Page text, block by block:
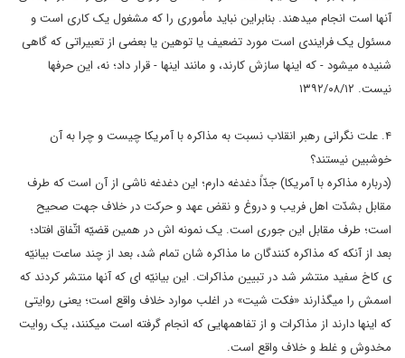
آنها است انجام میدهند. بنابراین نباید مأموری را که مشغول یک کاری است و
مسئول یک فرایندی است مورد تضعیف یا توهین یا بعضی از تعبیراتی که گاهی
شنیده میشود - که اینها سازش کارند، و مانند اینها - قرار داد؛ نه، این حرفها
نیست. ۱۳۹۲/۰۸/۱۲
۴. علت نگرانی رهبر انقلاب نسبت به مذاکره با آمریکا چیست و چرا به آن
خوشبین نیستند؟
(درباره مذاکره با آمریکا) جدّاً دغدغه دارم؛ این دغدغه ناشی از آن است که طرف
مقابل بشدّت اهل فریب و دروغ و نقض عهد و حرکت در خلاف جهت صحیح
است؛ طرف مقابل این جوری است. یک نمونه اش در همین قضیّه اتّفاق افتاد؛
بعد از آنکه که مذاکره کنندگان ما مذاکره شان تمام شد، بعد از چند ساعت بیانیّه
ی کاخ سفید منتشر شد در تبیین مذاکرات. این بیانیّه ای که آنها منتشر کردند که
اسمش را میگذارند «فکت شیت» در اغلب موارد خلاف واقع است؛ یعنی روایتی
که اینها دارند از مذاکرات و از تفاهمهایی که انجام گرفته است میکنند، یک روایت
مخدوش و غلط و خلاف واقع است.